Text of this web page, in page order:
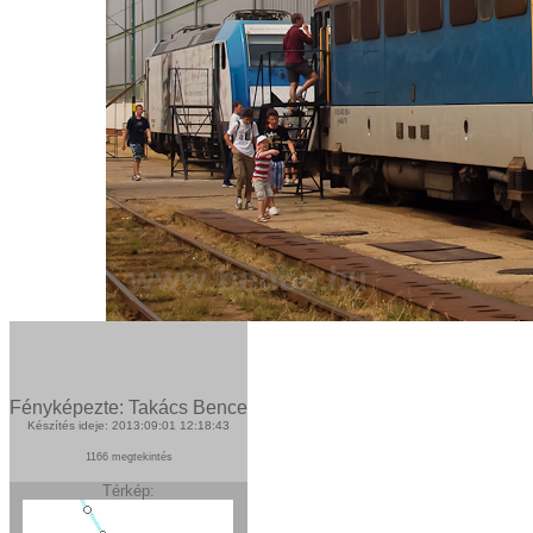
Fényképezte: Takács Bence
Készítés ideje: 2013:09:01 12:18:43
1166 megtekintés
Térkép: